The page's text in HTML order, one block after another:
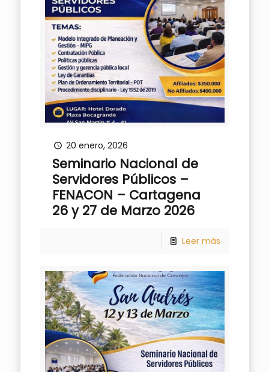
20 enero, 2026
Seminario Nacional de
Servidores Públicos –
FENACON – Cartagena
26 y 27 de Marzo 2026
Leer más